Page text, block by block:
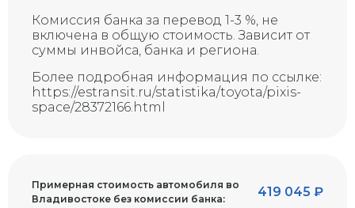
Скол на стекле (возможна
Комиссия банка за перевод 1-3 %, не
включена в общую стоимость. Зависит от
суммы инвойса, банка и региона.
Более подробная информация по ссылке:
https://estransit.ru/statistika/toyota/pixis-
space/28372166.html
Примерная стоимость автомобиля во
Владивостоке без комиссии банка:
419 045 ₽